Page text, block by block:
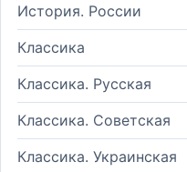
История. России
Классика
Классика. Русская
Классика. Советская
Классика. Украинская